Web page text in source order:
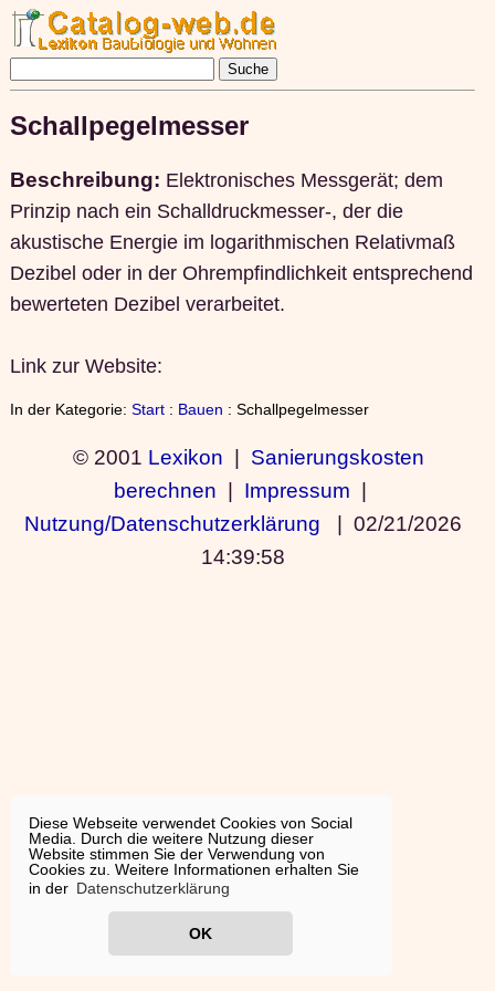
Diese Webseite verwendet Cookies von Social
Media. Durch die weitere Nutzung dieser
Website stimmen Sie der Verwendung von
Cookies zu. Weitere Informationen erhalten Sie
in der Datenschutzerklärung
OK
Schallpegelmesser
Beschreibung: Elektronisches Messgerät; dem
Prinzip nach ein Schalldruckmesser-, der die
akustische Energie im logarithmischen Relativmaß
Dezibel oder in der Ohrempfindlichkeit entsprechend
bewerteten Dezibel verarbeitet.
Link zur Website:
In der Kategorie: Start: Bauen : Schallpegelmesser
© 2001 Lexikon | Sanierungskosten
berechnen | Impressum |
Nutzung/Datenschutzerklärung | 02/21/2026
14:39:58